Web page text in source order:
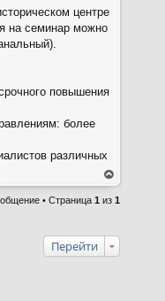
центре
на семинар можно
повышения
более
различных
ть
• Страница 1 из 1
Перейти